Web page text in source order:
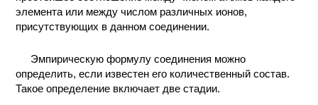
ПРАКТИЧЕСКОЙ
ХИМИИ
элемента или между числом различных ионов,
присутствующих в данном соединении.
Эмпирическую формулу соединения можно
определить, если известен его количественный состав.
Такое определение включает две стадии.